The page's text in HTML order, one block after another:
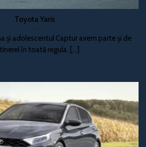
Toyota Yaris
și adolescentul Captur avem parte și de
în toată regula. [...]